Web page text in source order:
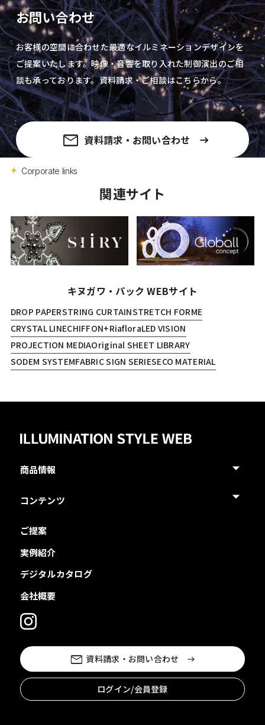
お問い合わせ
お客様の空間に合わせた最適なイルミネーションデザインを
ご提案いたします。映像・音響を取り入れた制御演出のご相
談も承っております。資料請求・ご相談はこちらから。
資料請求・お問い合わせ
Corporate links
関連サイト
キヌガワ・パック WEBサイト
DROP PAPERSTRING CURTAINSTRETCH FORME
CRYSTAL LINECHIFFON+RiafloraLED VISION
PROJECTION MEDIAOriginal SHEET LIBRARY
SODEM SYSTEMFABRIC SIGN SERIESECO MATERIAL
資料請求・お問い合わせ
ログイン/会員登録
商品情報
コンテンツ
ご提案
実例紹介
デジタルカタログ
会社概要